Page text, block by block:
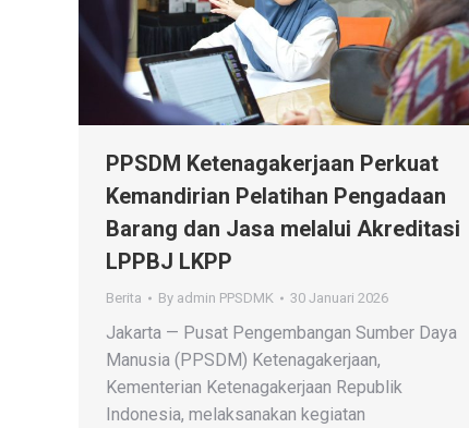
PPSDM Ketenagakerjaan Perkuat
Kemandirian Pelatihan Pengadaan
Barang dan Jasa melalui Akreditasi
LPPBJ LKPP
Berita By admin PPSDMK 30 Januari 2026
Jakarta — Pusat Pengembangan Sumber Daya
Manusia (PPSDM) Ketenagakerjaan,
Kementerian Ketenagakerjaan Republik
Indonesia, melaksanakan kegiatan